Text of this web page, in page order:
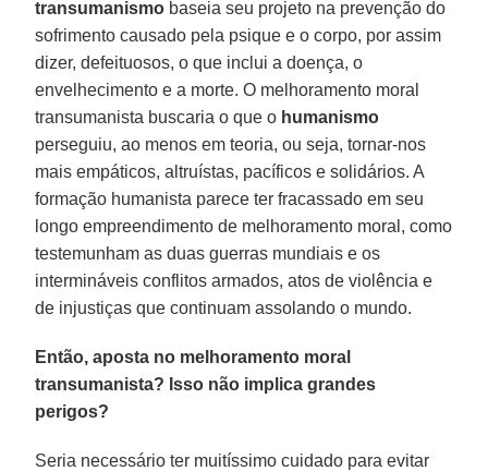
transumanismo baseia seu projeto na prevenção do
sofrimento causado pela psique e o corpo, por assim
dizer, defeituosos, o que inclui a doença, o
envelhecimento e a morte. O melhoramento moral
transumanista buscaria o que o humanismo
perseguiu, ao menos em teoria, ou seja, tornar-nos
mais empáticos, altruístas, pacíficos e solidários. A
formação humanista parece ter fracassado em seu
longo empreendimento de melhoramento moral, como
testemunham as duas guerras mundiais e os
intermináveis conflitos armados, atos de violência e
de injustiças que continuam assolando o mundo.
Então, aposta no melhoramento moral
transumanista? Isso não implica grandes
perigos?
Seria necessário ter muitíssimo cuidado para evitar